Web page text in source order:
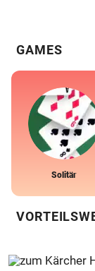
GAMES
Solitär